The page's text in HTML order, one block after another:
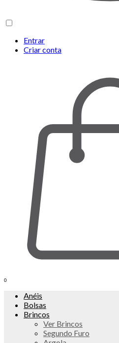
Entrar
Criar conta
0
Anéis
Bolsas
Brincos
Ver Brincos
Segundo Furo